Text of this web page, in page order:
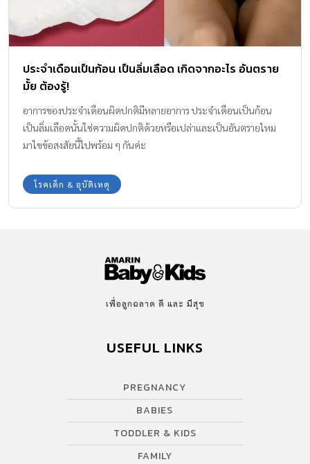
ประจำเดือนเป็นก้อน เป็นลิ่มเลือด เกิดจากอะไร อันตราย
มั้ย ต้องรู้!
อาการของประจำเดือนผิดปกติมีหลายอาการ ประจำเดือนเป็นก้อน
เป็นลิ่มเลือดนั้นใช่ความผิดปกติด้วยหรือเปล่าและเป็นอันตรายไหม
มาไขข้อสงสัยนี้ไปพร้อม ๆ กันค่ะ
โรคเด็ก & อุบัติเหตุ
เพื่อลูกฉลาด ดี และ มีสุข
USEFUL LINKS
PREGNANCY
BABIES
TODDLER & KIDS
FAMILY